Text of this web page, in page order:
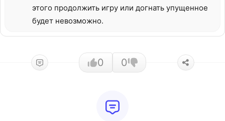
этого продолжить игру или догнать упущенное
будет невозможно.
0 0